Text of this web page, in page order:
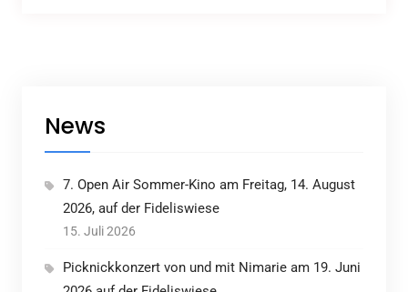
News
7. Open Air Sommer-Kino am Freitag, 14. August
2026, auf der Fideliswiese
15. Juli 2026
Picknickkonzert von und mit Nimarie am 19. Juni